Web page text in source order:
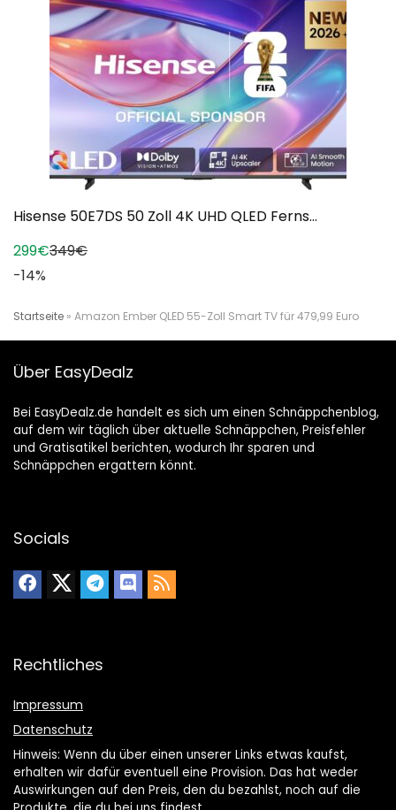
Hisense 50E7DS 50 Zoll 4K UHD QLED Ferns...
299€349€
-14%
Startseite » Amazon Ember QLED 55-Zoll Smart TV für 479,99 Euro
Über EasyDealz
Bei EasyDealz.de handelt es sich um einen Schnäppchenblog,
auf dem wir täglich über aktuelle Schnäppchen, Preisfehler
und Gratisatikel berichten, wodurch Ihr sparen und
Schnäppchen ergattern könnt.
Socials
Rechtliches
Impressum
Datenschutz
Hinweis: Wenn du über einen unserer Links etwas kaufst,
erhalten wir dafür eventuell eine Provision. Das hat weder
Auswirkungen auf den Preis, den du bezahlst, noch auf die